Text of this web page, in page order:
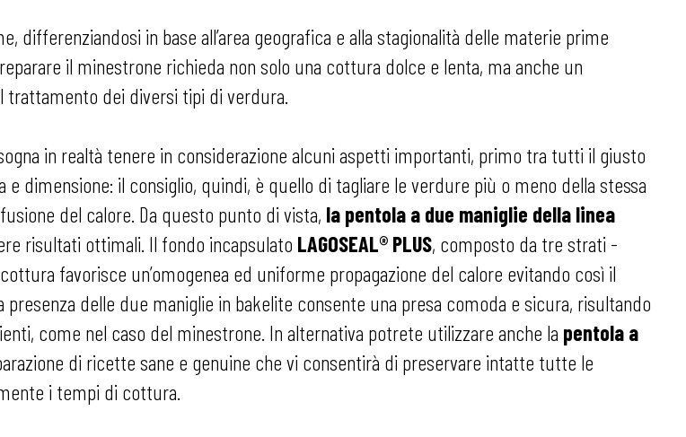
differenziandosi in base all’area geografica e alla stagionalità delle materie prime
il minestrone richieda non solo una cottura dolce e lenta, ma anche un
dei diversi tipi di verdura.
in realtà tenere in considerazione alcuni aspetti importanti, primo tra tutti il giusto
dimensione: il consiglio, quindi, è quello di tagliare le verdure più o meno della stessa
del calore. Da questo punto di vista, la pentola a due maniglie della linea
risultati ottimali. Il fondo incapsulato LAGOSEAL® PLUS, composto da tre strati -
favorisce un’omogenea ed uniforme propagazione del calore evitando così il
delle due maniglie in bakelite consente una presa comoda e sicura, risultando
come nel caso del minestrone. In alternativa potrete utilizzare anche la pentola a
di ricette sane e genuine che vi consentirà di preservare intatte tutte le
i tempi di cottura.